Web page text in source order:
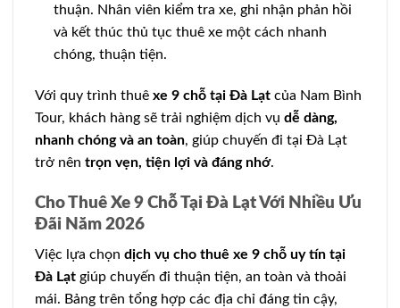
thuận. Nhân viên kiểm tra xe, ghi nhận phản hồi
và kết thúc thủ tục thuê xe một cách nhanh
chóng, thuận tiện.
Với quy trình thuê xe 9 chỗ tại Đà Lạt của Nam Bình
Tour, khách hàng sẽ trải nghiệm dịch vụ dễ dàng,
nhanh chóng và an toàn, giúp chuyến đi tại Đà Lạt
trở nên trọn vẹn, tiện lợi và đáng nhớ.
Cho Thuê Xe 9 Chỗ Tại Đà Lạt Với Nhiều Ưu
Đãi Năm 2026
Việc lựa chọn dịch vụ cho thuê xe 9 chỗ uy tín tại
Đà Lạt giúp chuyến đi thuận tiện, an toàn và thoải
mái. Bảng trên tổng hợp các địa chỉ đáng tin cậy,